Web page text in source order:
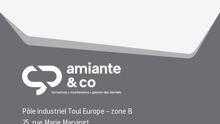
Pôle industriel Toul Europe – zone B